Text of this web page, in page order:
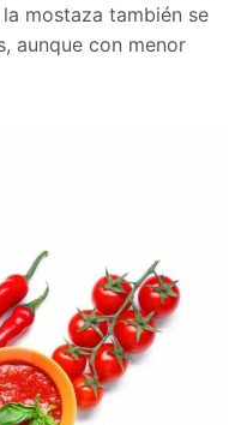
mostaza también se
aunque con menor